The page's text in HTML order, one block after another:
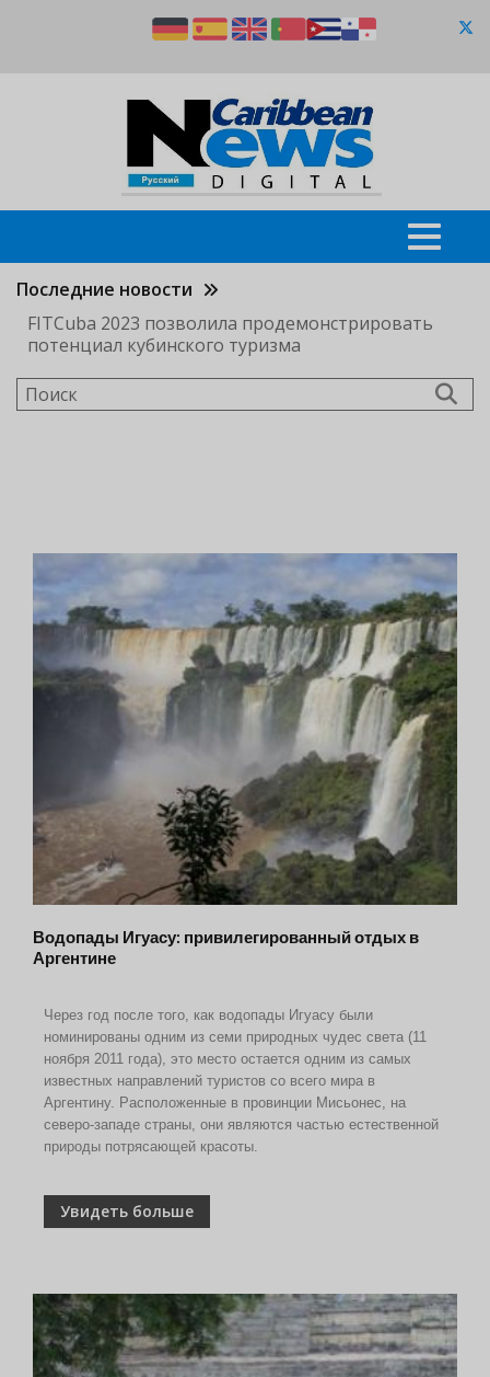
Последние новости
FITCuba 2023 позволила продемонстрировать
потенциал кубинского туризма
Поиск
Водопады Игуасу: привилегированный отдых в
Аргентине
Через год после того, как водопады Игуасу были
номинированы одним из семи природных чудес света (11
ноября 2011 года), это место остается одним из самых
известных направлений туристов со всего мира в
Аргентину. Расположенные в провинции Мисьонес, на
северо-западе страны, они являются частью естественной
природы потрясающей красоты.
Увидеть больше